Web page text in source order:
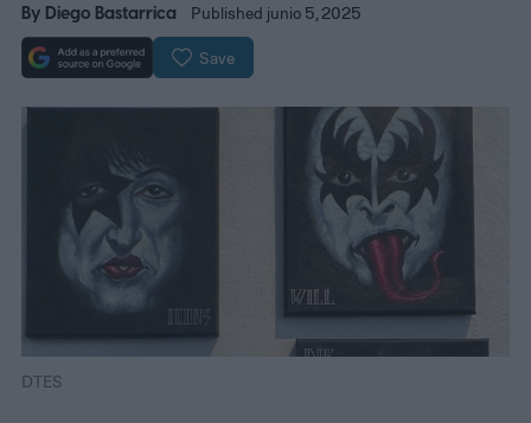
By Diego Bastarrica Published junio 5, 2025
Save
DTES